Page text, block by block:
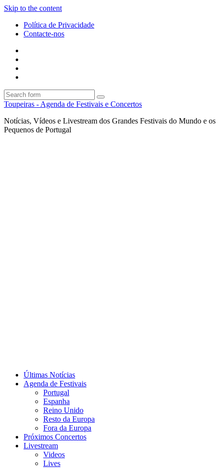
Skip to the content
Política de Privacidade
Contacte-nos
Search
Toupeiras - Agenda de Festivais e Concertos
Notícias, Vídeos e Livestream dos Grandes Festivais do Mundo e os
Pequenos de Portugal
Últimas Notícias
Agenda de Festivais
Portugal
Espanha
Reino Unido
Resto da Europa
Fora da Europa
Próximos Concertos
Livestream
Videos
Lives